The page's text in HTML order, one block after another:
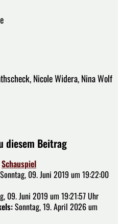
Nicole Widera, Nina Wolf
diesem Beitrag
Schauspiel
Sonntag, 09. Juni 2019 um 19:22:00
09. Juni 2019 um 19:21:57 Uhr
Sonntag, 19. April 2026 um